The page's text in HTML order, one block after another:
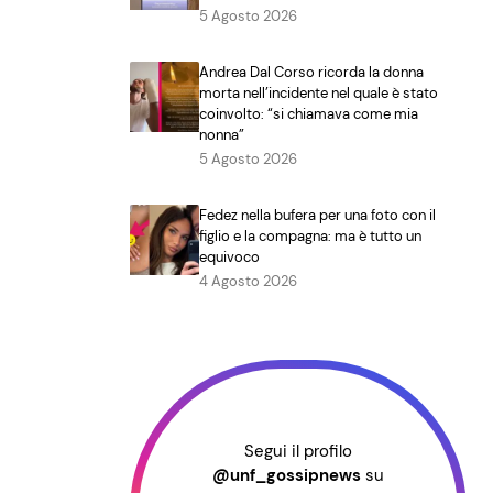
5 Agosto 2026
Andrea Dal Corso ricorda la donna
morta nell’incidente nel quale è stato
coinvolto: “si chiamava come mia
nonna”
5 Agosto 2026
Fedez nella bufera per una foto con il
figlio e la compagna: ma è tutto un
equivoco
4 Agosto 2026
Segui il profilo
@unf_gossipnews su